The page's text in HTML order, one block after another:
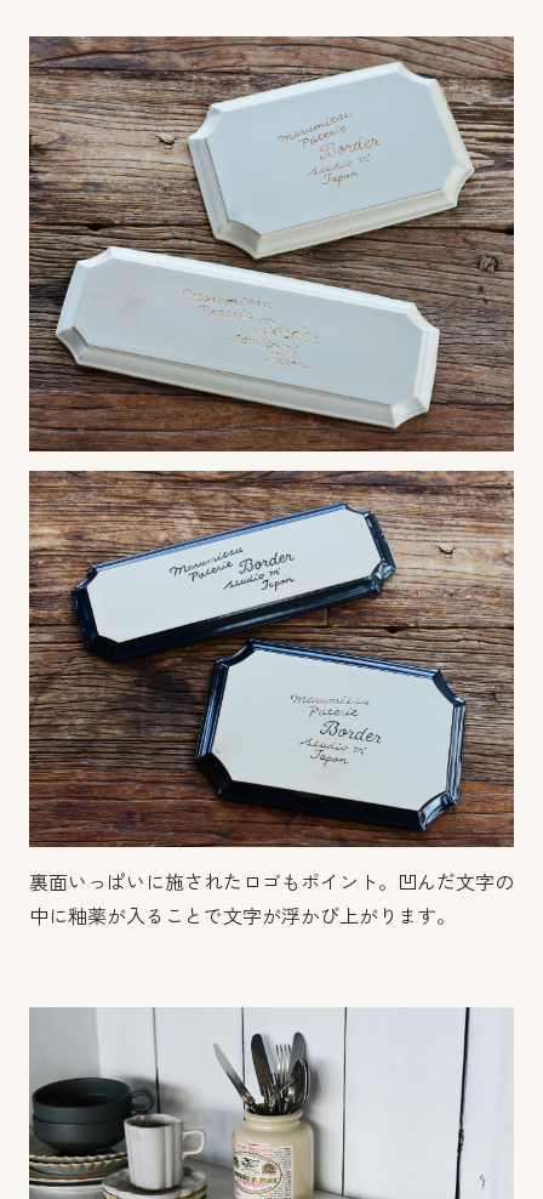
裏面いっぱいに施されたロゴもポイント。凹んだ文字の
中に釉薬が入ることで文字が浮かび上がります。